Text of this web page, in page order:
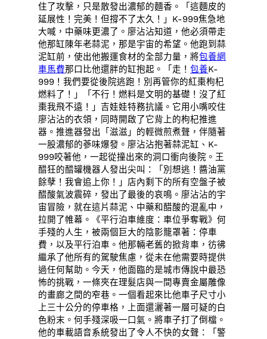
住了攻擊，只是散發出濃郁的麵香。「這麵皮的
延展性！完美！但撐不了太久！」K-999焦急地
大喊，中藥味更濃了。廖沾沾知道，他必須帶走
他那缸陳年老蒜泥，那是宇宙的希望。他跑到蒜
泥缸前，使出他搬運食材的全部力量，將包養網
車馬費那口比他還胖的缸抱起。「走！包養K-
999！我們要從後院逃跑！別再管你的紅棗枸杞
燃料了！」「不行！燃料是文明的基礎！沒了紅
棗我飛不遠！」吉娃娃特務抗議。它用小嘴咬住
廖沾沾的衣領，同時開啟了它背上的枸杞推進
器。推進器發出「滋滋」的輕微煎煮聲，伴隨著
一股濃郁的蔘味爆發。廖沾沾抱著蒜泥缸、K-
999咬著他，一起從撞出來的洞口衝向後院。王
醋狂的醋罐機器人發出尖叫：「別想逃！醬油黨
餘孽！我會追上你！」店內剩下的所有空盤子被
醋酸氣波震碎，發出了最後的哀鳴。廖沾沾的宇
宙冒險，就在這片蒜泥、中藥和醋酸的混亂中，
拉開了帷幕。《平行泊車維度：車位爭奪戰》何
手殘的人生，被兩個巨大的陰影籠罩著：停車
費，以及平行泊車。他那輛老舊的掀背車，彷彿
繼承了他所有的駕駛焦慮，從未在他需要時提供
過任何幫助。今天，他面臨的是城市傳說中最恐
怖的挑戰，一條夾在理髮店與一間專賣金屬雕像
的畫廊之間的窄巷。一個看起來比他車子尺寸小
上三十公分的停車格，上面還灑著一層可疑的白
色粉末。何手殘深吸一口氣。將車子打了倒檔。
他的車載語音系統發出了令人不快的女聲：「警